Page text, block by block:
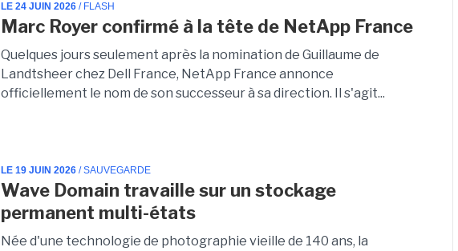
LE 24 JUIN 2026 / FLASH
Marc Royer confirmé à la tête de NetApp France
Quelques jours seulement après la nomination de Guillaume de
Landtsheer chez Dell France, NetApp France annonce
officiellement le nom de son successeur à sa direction. Il s'agit...
LE 19 JUIN 2026 / SAUVEGARDE
Wave Domain travaille sur un stockage
permanent multi-états
Née d'une technologie de photographie vieille de 140 ans, la